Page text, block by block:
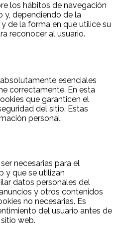
los hábitos de navegación
y, dependiendo de la
de la forma en que utilice su
reconocer al usuario.
esenciales
correctamente. En esta
que garanticen el
del sitio. Estas
personal.
necesarias para el
y que se utilizan
datos personales del
y otros contenidos
no necesarias. Es
del usuario antes de
web.